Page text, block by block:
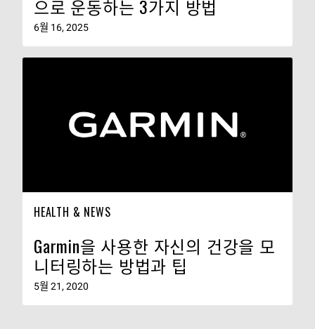
으로 운동하는 3가지 방법
6월 16, 2025
HEALTH & NEWS
Garmin을 사용한 자신의 건강을 모
니터링하는 방법과 팁
5월 21, 2020